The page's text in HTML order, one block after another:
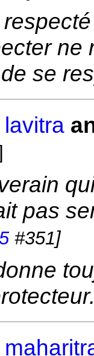
ne
se
lavitra
pas
#351]